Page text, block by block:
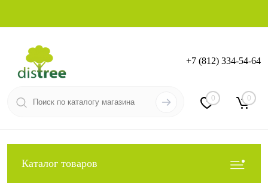
Вход Регистрация
+7 (812) 334-54-64
0 0
Каталог товаров